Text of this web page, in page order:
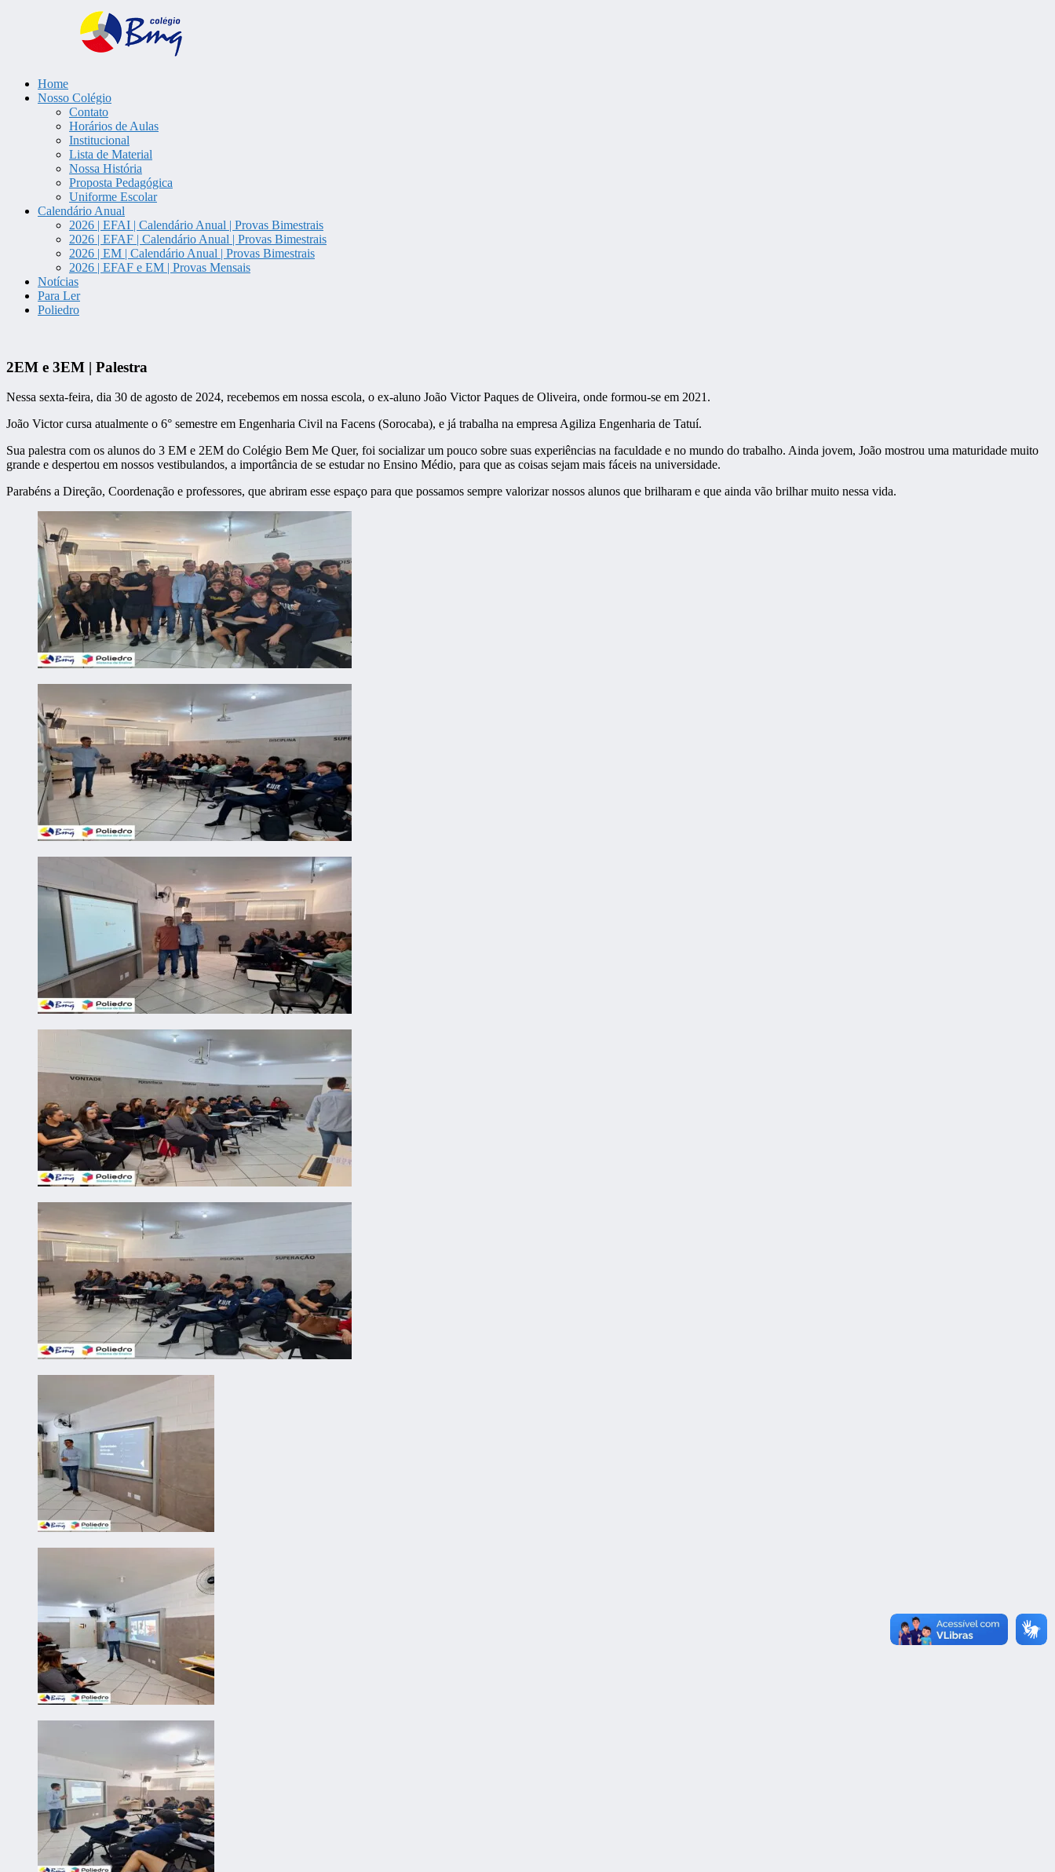
Colégio Bem Me Quer | Tatuí/SP
Home
Nosso Colégio
Contato
Horários de Aulas
Institucional
Lista de Material
Nossa História
Proposta Pedagógica
Uniforme Escolar
Calendário Anual
2026 | EFAI | Calendário Anual | Provas Bimestrais
2026 | EFAF | Calendário Anual | Provas Bimestrais
2026 | EM | Calendário Anual | Provas Bimestrais
2026 | EFAF e EM | Provas Mensais
Notícias
Para Ler
Poliedro
2EM e 3EM | Palestra
Nessa sexta-feira, dia 30 de agosto de 2024, recebemos em nossa escola, o ex-aluno João Victor Paques de Oliveira, onde formou-se em 2021.
João Victor cursa atualmente o 6° semestre em Engenharia Civil na Facens (Sorocaba), e já trabalha na empresa Agiliza Engenharia de Tatuí.
Sua palestra com os alunos do 3 EM e 2EM do Colégio Bem Me Quer, foi socializar um pouco sobre suas experiências na faculdade e no mundo do trabalho. Ainda jovem, João mostrou uma maturidade muito
grande e despertou em nossos vestibulandos, a importância de se estudar no Ensino Médio, para que as coisas sejam mais fáceis na universidade.
Parabéns a Direção, Coordenação e professores, que abriram esse espaço para que possamos sempre valorizar nossos alunos que brilharam e que ainda vão brilhar muito nessa vida.